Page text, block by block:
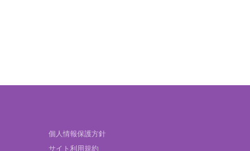
個人情報保護方針
サイト利用規約